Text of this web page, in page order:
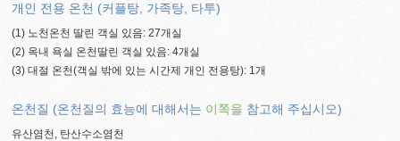
개인 전용 온천 (커플탕, 가족탕, 타투)
(1) 노천온천 딸린 객실 있음: 27개실
(2) 옥내 욕실 온천딸린 객실 있음: 4개실
(3) 대절 온천(객실 밖에 있는 시간제 개인 전용탕): 1개
온천질 (온천질의 효능에 대해서는 이쪽을 참고해 주십시오)
유산염천, 탄산수소염천